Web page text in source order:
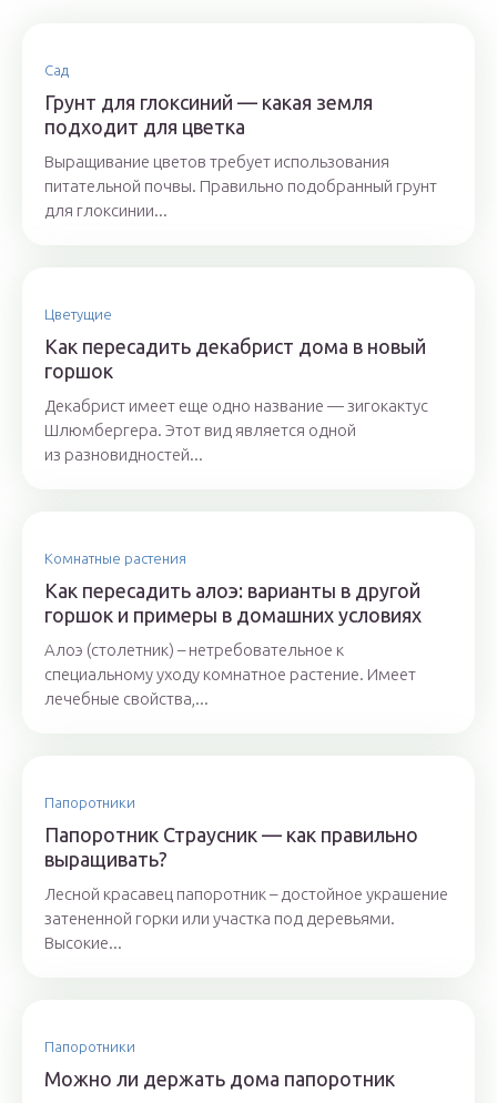
Сад
Грунт для глоксиний — какая земля
подходит для цветка
Выращивание цветов требует использования
питательной почвы. Правильно подобранный грунт
для глоксинии...
Цветущие
Как пересадить декабрист дома в новый
горшок
Декабрист имеет еще одно название — зигокактус
Шлюмбергера. Этот вид является одной
из разновидностей...
Комнатные растения
Как пересадить алоэ: варианты в другой
горшок и примеры в домашних условиях
Алоэ (столетник) – нетребовательное к
специальному уходу комнатное растение. Имеет
лечебные свойства,...
Папоротники
Папоротник Страусник — как правильно
выращивать?
Лесной красавец папоротник – достойное украшение
затененной горки или участка под деревьями.
Высокие...
Папоротники
Можно ли держать дома папоротник